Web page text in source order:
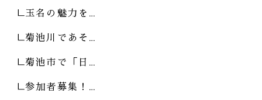
玉名の魅力を…
菊池川であそ…
菊池市で「日…
参加者募集！…